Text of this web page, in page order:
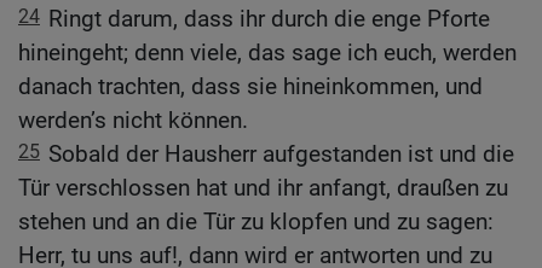
24 Ringt darum, dass ihr durch die enge Pforte
hineingeht; denn viele, das sage ich euch, werden
danach trachten, dass sie hineinkommen, und
werden’s nicht können.
25 Sobald der Hausherr aufgestanden ist und die
Tür verschlossen hat und ihr anfangt, draußen zu
stehen und an die Tür zu klopfen und zu sagen:
Herr, tu uns auf!, dann wird er antworten und zu